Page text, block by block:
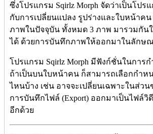
ซึ่งโปรแกรม Sqirlz Morph จัดว่าเป็นโป
กับการเปลี่ยนแปลง รูปร่างและใบหน้าค
ภาพในปัจจุบัน ทั้งหมด 3 ภาพ มารวมกัน
ได้ ด้วยการบันทึกภาพให้ออกมาในลักษ
โปรแกรม Sqirlz Morph มีฟังก์ชั่นในการ
ถ้าเป็นบนใบหน้าคน ก็สามารถเลือกกำห
ไหนบ้าง เช่น อาจจะเปลี่ยนเฉพาะในส่
การบันทึกไฟล์ (Export) ออกมาเป็นไฟล์วิ
อีกด้วย